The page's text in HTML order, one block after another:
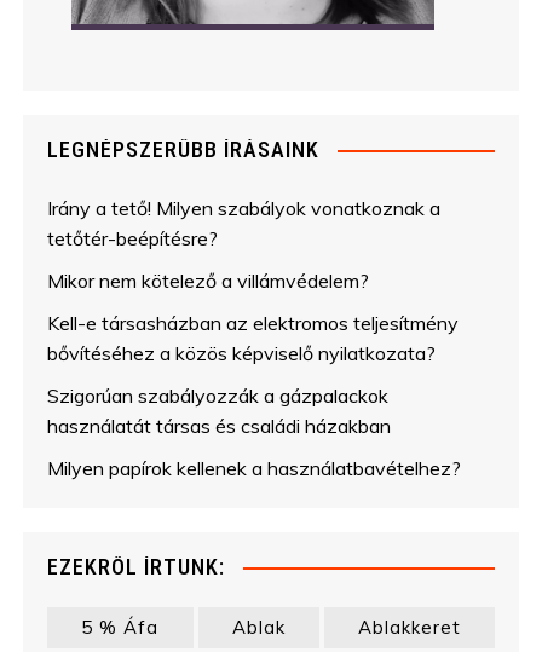
LEGNÉPSZERŰBB ÍRÁSAINK
Irány a tető! Milyen szabályok vonatkoznak a
tetőtér-beépítésre?
Mikor nem kötelező a villámvédelem?
Kell-e társasházban az elektromos teljesítmény
bővítéséhez a közös képviselő nyilatkozata?
Szigorúan szabályozzák a gázpalackok
használatát társas és családi házakban
Milyen papírok kellenek a használatbavételhez?
EZEKRŐL ÍRTUNK:
5 % Áfa Ablak
Ablakkeret